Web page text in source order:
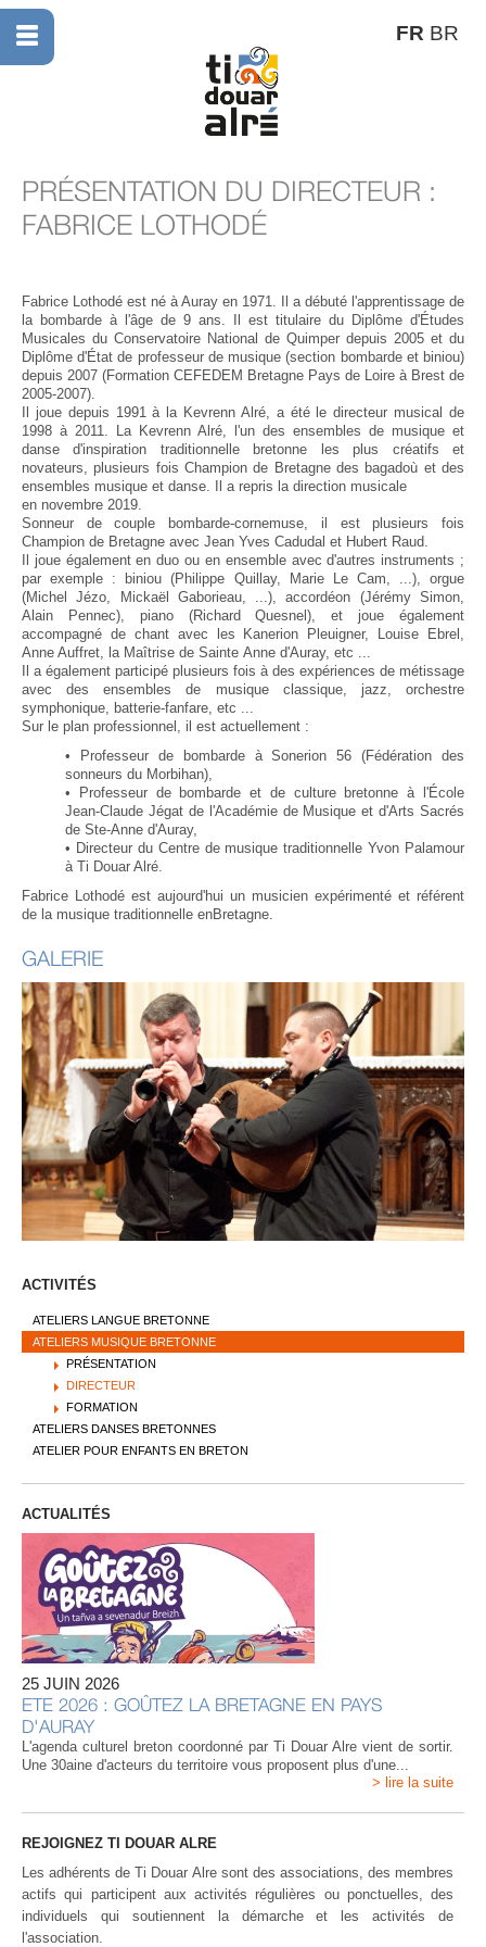
FR BR
PRÉSENTATION DU DIRECTEUR :
FABRICE LOTHODÉ
Fabrice Lothodé est né à Auray en 1971. Il a débuté l'apprentissage de
la bombarde à l'âge de 9 ans. Il est titulaire du Diplôme d'Études
Musicales du Conservatoire National de Quimper depuis 2005 et du
Diplôme d'État de professeur de musique (section bombarde et biniou)
depuis 2007 (Formation CEFEDEM Bretagne Pays de Loire à Brest de
2005-2007).
Il joue depuis 1991 à la Kevrenn Alré, a été le directeur musical de
1998 à 2011. La Kevrenn Alré, l'un des ensembles de musique et
danse d'inspiration traditionnelle bretonne les plus créatifs et
novateurs, plusieurs fois Champion de Bretagne des bagadoù et des
ensembles musique et danse. Il a repris la direction musicale
en novembre 2019.
Sonneur de couple bombarde-cornemuse, il est plusieurs fois
Champion de Bretagne avec Jean Yves Cadudal et Hubert Raud.
Il joue également en duo ou en ensemble avec d'autres instruments ;
par exemple : biniou (Philippe Quillay, Marie Le Cam, ...), orgue
(Michel Jézo, Mickaël Gaborieau, ...), accordéon (Jérémy Simon,
Alain Pennec), piano (Richard Quesnel), et joue également
accompagné de chant avec les Kanerion Pleuigner, Louise Ebrel,
Anne Auffret, la Maîtrise de Sainte Anne d'Auray, etc ...
Il a également participé plusieurs fois à des expériences de métissage
avec des ensembles de musique classique, jazz, orchestre
symphonique, batterie-fanfare, etc ...
Sur le plan professionnel, il est actuellement :
•
​Professeur de bombarde à Sonerion 56 (Fédération des
sonneurs du Morbihan),
•
Professeur de bombarde et de culture bretonne à l'École
Jean-Claude Jégat de l'Académie de Musique et d'Arts Sacrés
de Ste-Anne d'Auray,
• Directeur du Centre de musique traditionnelle Yvon Palamour
à Ti Douar Alré.
Fabrice Lothodé est aujourd'hui un musicien expérimenté et référent
de la musique traditionnelle enBretagne.
GALERIE
ACTIVITÉS
ATELIERS LANGUE BRETONNE
ATELIERS MUSIQUE BRETONNE
PRÉSENTATION
DIRECTEUR
FORMATION
ATELIERS DANSES BRETONNES
ATELIER POUR ENFANTS EN BRETON
ACTUALITÉS
25 JUIN 2026
ETE 2026 : GOÛTEZ LA BRETAGNE EN PAYS
D'AURAY
L'agenda culturel breton coordonné par Ti Douar Alre vient de sortir.
Une 30aine d'acteurs du territoire vous proposent plus d'une...
> lire la suite
REJOIGNEZ TI DOUAR ALRE
Les adhérents de Ti Douar Alre sont des associations, des membres
actifs qui participent aux activités régulières ou ponctuelles, des
individuels qui soutiennent la démarche et les activités de
l'association.